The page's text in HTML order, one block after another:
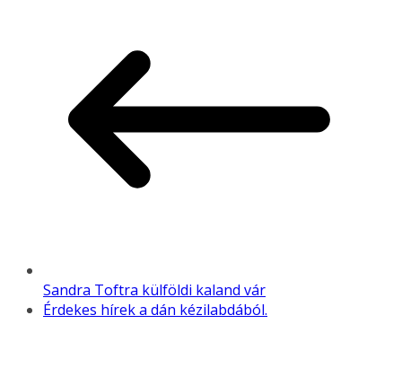
Sandra Toftra külföldi kaland vár
Érdekes hírek a dán kézilabdából.